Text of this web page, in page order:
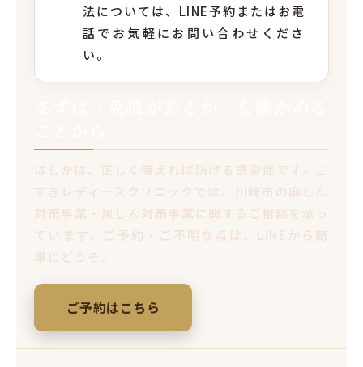
法については、LINE予約またはお電
話でお気軽にお問い合わせくださ
い。
ご予約はこちら